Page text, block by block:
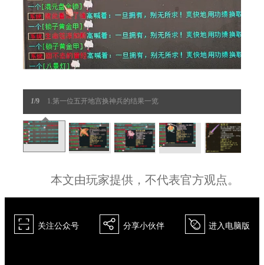
1/9 1.第一位五开地宫换神兵的结果一览
本文由玩家提供，不代表官方观点。
򰀁 关注公众号 򰀂 分享小伙伴 򰀄 进入电脑版